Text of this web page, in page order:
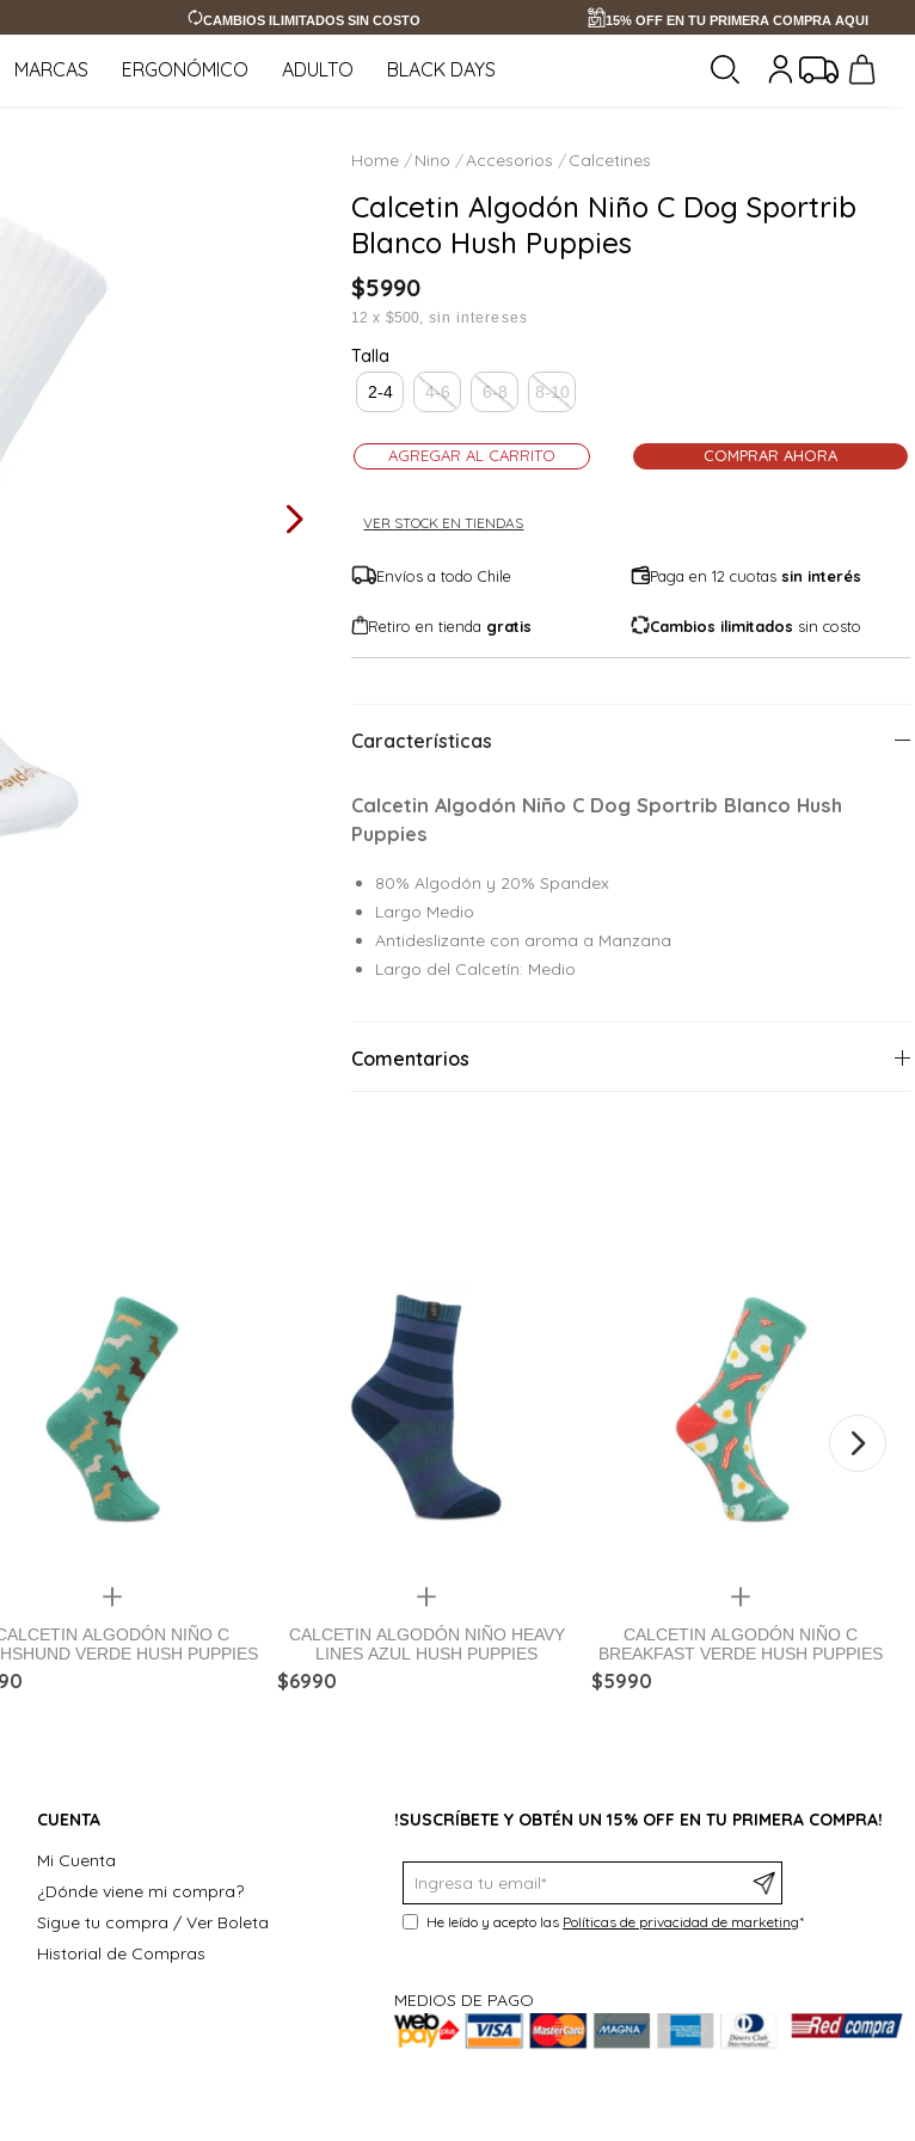
CAMBIOS ILIMITADOS SIN COSTO 15% OFF EN TU PRIMERA COMPRA AQUI
MARCAS ERGONÓMICO ADULTO BLACK DAYS
Nino Accesorios Calcetines
Calcetin Algodón Niño C Dog Sportrib
Blanco Hush Puppies
$5990
12 x $500 sin intereses
Talla
2-4 4-6 6-8 8-10
AGREGAR AL CARRITO COMPRAR AHORA
VER STOCK EN TIENDAS
Envíos a todo Chile Paga en 12 cuotassin interés
Retiro en tienda gratis Cambios ilimitados sin costo
Características
Calcetin Algodón Niño C Dog Sportrib Blanco Hush
Puppies
80% Algodón y 20% Spandex
Largo Medio
Antideslizante con aroma a Manzana
Largo del Calcetín: Medio
Comentarios
Quickview
ALGODÓN NIÑO C
VERDE HUSH PUPPIES
Quickview
CALCETIN ALGODÓN NIÑO HEAVY
LINES AZUL HUSH PUPPIES
$6990
Quickview
CALCETIN ALGODÓN NIÑO C
BREAKFAST VERDE HUSH PUPPIES
$5990
CUENTA
Mi Cuenta
¿Dónde viene mi compra?
Sigue tu compra / Ver Boleta
Historial de Compras
!SUSCRÍBETE Y OBTÉN UN 15% OFF EN TU PRIMERA COMPRA!
He leído y acepto las Políticas de privacidad de marketing*
MEDIOS DE PAGO